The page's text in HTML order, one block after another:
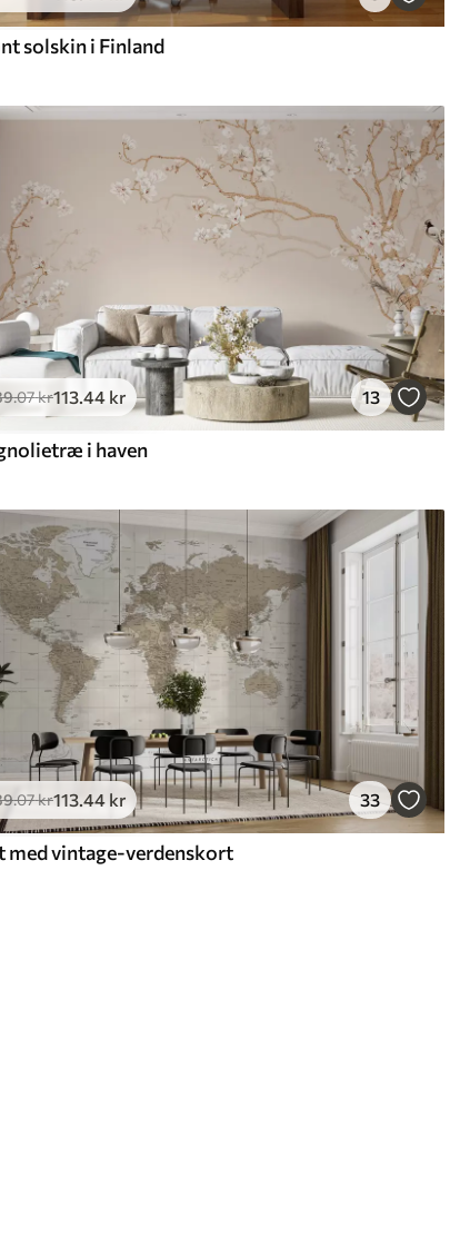
solskin i Finland
.07kr113.44 kr 13
i haven
.07kr113.44 kr 33
med vintage-verdenskort